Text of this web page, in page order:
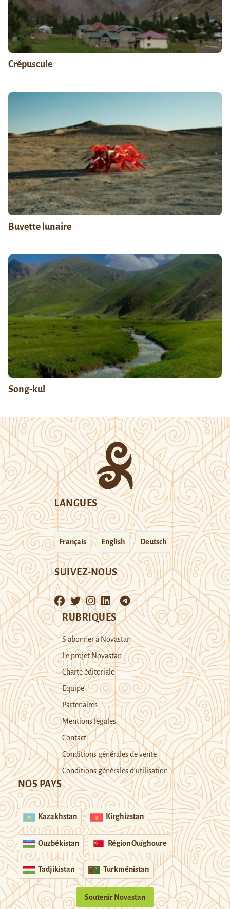
Crépuscule
Buvette lunaire
Song-kul
LANGUES
Français English Deutsch
SUIVEZ-NOUS
RUBRIQUES
S’abonner à Novastan
Le projet Novastan
Charte éditoriale
Equipe
Partenaires
Mentions légales
Contact
Conditions générales de vente
Conditions générales d’utilisation
NOS PAYS
Kazakhstan Kirghizstan
Ouzbékistan Région Ouïghoure
Tadjikistan Turkménistan
Soutenir Novastan